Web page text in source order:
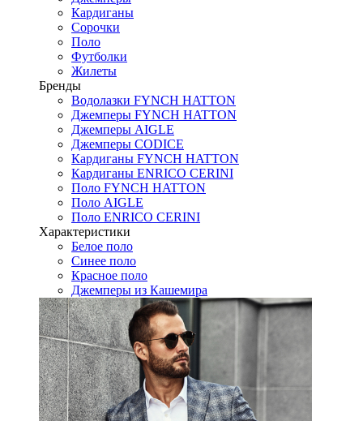
Кардиганы
Сорочки
Поло
Футболки
Жилеты
Бренды
Водолазки FYNCH HATTON
Джемперы FYNCH HATTON
Джемперы AIGLE
Джемперы CODICE
Кардиганы FYNCH HATTON
Кардиганы ENRICO CERINI
Поло FYNCH HATTON
Поло AIGLE
Поло ENRICO CERINI
Характеристики
Белое поло
Синее поло
Красное поло
Джемперы из Кашемира